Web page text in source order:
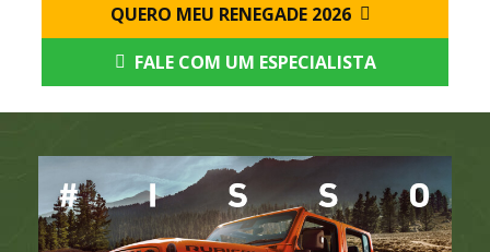
QUERO MEU RENEGADE 2026
FALE COM UM ESPECIALISTA